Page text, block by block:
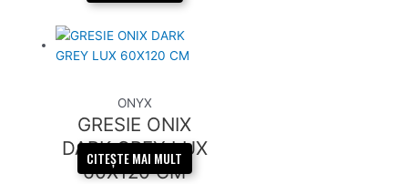
ONYX
GRESIE ONIX
DARK GREY LUX
60X120 CM
CITEȘTE MAI MULT